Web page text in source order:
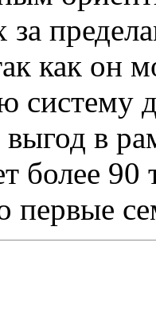
как он
систему
выгод в
более
первые